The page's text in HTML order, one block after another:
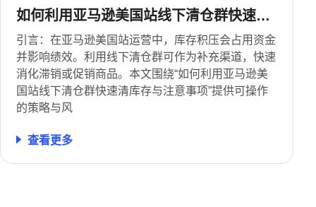
如何利用亚马逊美国站线下清仓群快速清
库存与注意事项
引言：在亚马逊美国站运营中，库存积压会占用资金
并影响绩效。利用线下清仓群可作为补充渠道，快速
消化滞销或促销商品。本文围绕“如何利用亚马逊美
国站线下清仓群快速清库存与注意事项”提供可操作
的策略与风
查看更多